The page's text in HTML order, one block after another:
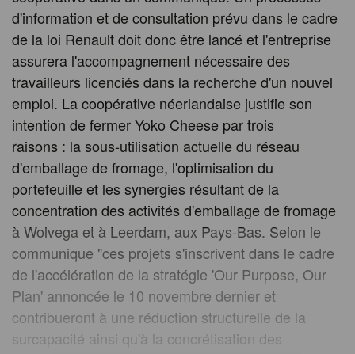
d'information et de consultation prévu dans le cadre
de la loi Renault doit donc être lancé et l'entreprise
assurera l'accompagnement nécessaire des
travailleurs licenciés dans la recherche d'un nouvel
emploi. La coopérative néerlandaise justifie son
intention de fermer Yoko Cheese par trois
raisons : la sous-utilisation actuelle du réseau
d'emballage de fromage, l'optimisation du
portefeuille et les synergies résultant de la
concentration des activités d'emballage de fromage
à Wolvega et à Leerdam, aux Pays-Bas. Selon le
communique "ces projets s'inscrivent dans le cadre
de l'accélération de la stratégie 'Our Purpose, Our
Plan' annoncée le 10 novembre dernier et
contribueront à une réduction structurelle de la
surcapacité ainsi qu'à la concrétisation des